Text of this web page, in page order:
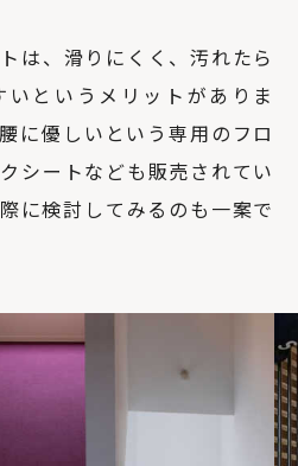
は、滑りにくく、汚れたら
というメリットがありま
に優しいという専用のフロ
シートなども販売されてい
に検討してみるのも一案で